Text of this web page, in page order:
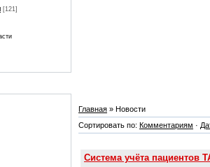
[121]
Главная » Новости
Сортировать по: Комментариям ·
Система учёта пациентов